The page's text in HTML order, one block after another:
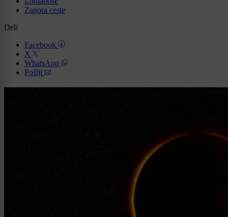
Zapora ceste
Deli
Facebook
X
WhatsApp
Pošlji